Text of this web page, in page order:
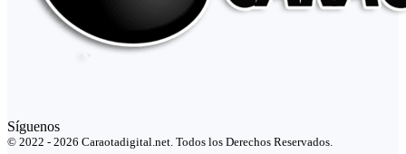
Síguenos
© 2022 - 2026 Caraotadigital.net. Todos los Derechos Reservados.